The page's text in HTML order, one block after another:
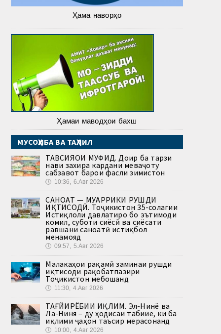
Ҳама наворҳо
Ҳамаи маводҳои бахш
МУСОҲИБА ВА ТАҲЛИЛ
ТАВСИЯҲОИ МУФИД. Доир ба тарзи
нави захира кардани меваҷоту
сабзавот барои фасли зимистон
🕔 10:36, 6.Авг 2026
САНОАТ — МУҲАРРИКИ РУШДИ
ИҚТИСОДӢ. Тоҷикистон 35-солагии
Истиқлоли давлатиро бо эътимоди
комил, суботи сиёсӣ ва сиёсати
равшани саноатӣ истиқбол
менамояд
🕔 09:57, 5.Авг 2026
Малакаҳои рақамӣ заминаи рушди
иқтисоди рақобатпазири
Тоҷикистон мебошанд
🕔 11:30, 4.Авг 2026
ТАҒЙИРЁБИИ ИҚЛИМ. Эл-Нинё ва
Ла-Ниня – ду ҳодисаи табиие, ки ба
иқлими ҷаҳон таъсир мерасонанд
🕔 10:00, 4.Авг 2026